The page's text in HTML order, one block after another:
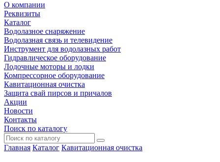
О компании
Реквизиты
Каталог
Водолазное снаряжение
Водолазная связь и телевидение
Инструмент для водолазных работ
Гидравлическое оборудование
Лодочные моторы и лодки
Компрессорное оборудование
Кавитационная очистка
Защита свай пирсов и причалов
Акции
Новости
Контакты
Поиск по каталогу
Главная Каталог Кавитационная очистка